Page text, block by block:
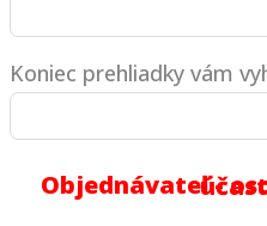
Koniec prehliadky vám
Objednávateľ - osoba